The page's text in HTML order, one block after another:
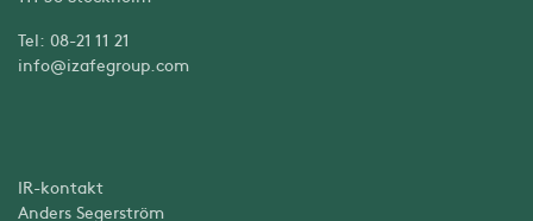
Tel: 08-21 11 21
info@izafegroup.com
IR-kontakt
Anders Segerström